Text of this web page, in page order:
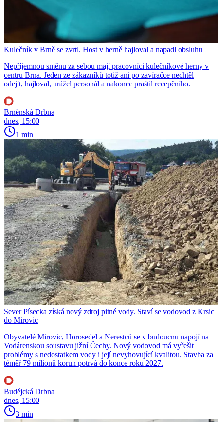
Kulečník v Brně se zvrtl. Host v herně hajloval a napadl obsluhu
Nepříjemnou směnu za sebou mají pracovníci kulečníkové herny v
centru Brna. Jeden ze zákazníků totiž ani po zavíračce nechtěl
odejít, hajloval, urážel personál a nakonec praštil recepčního.
Brněnská Drbna
dnes, 15:00
1 min
Sever Písecka získá nový zdroj pitné vody. Staví se vodovod z Krsic
do Mirovic
Obyvatelé Mirovic, Horosedel a Nerestců se v budoucnu napojí na
Vodárenskou soustavu jižní Čechy. Nový vodovod má vyřešit
problémy s nedostatkem vody i její nevyhovující kvalitou. Stavba za
téměř 79 milionů korun potrvá do konce roku 2027.
Budějcká Drbna
dnes, 15:00
3 min